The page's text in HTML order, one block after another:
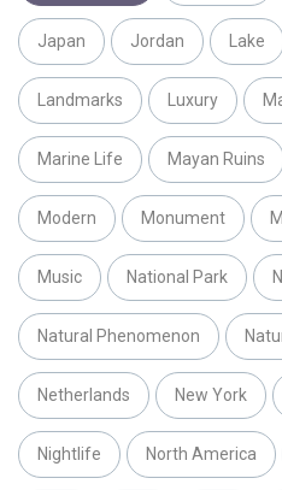
Japan Jordan Lake
Landmarks Luxury
Marine Life Mayan Ruins
Modern Monument
Music National Park
Natural Phenomenon
Netherlands New York
Nightlife North America